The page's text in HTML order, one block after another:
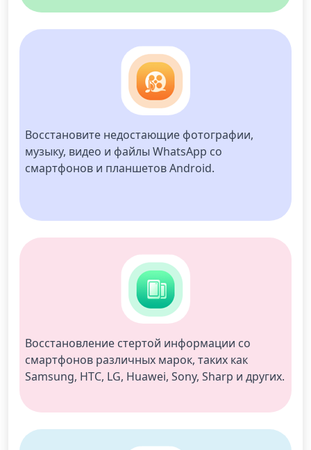
Восстановите недостающие фотографии,
музыку, видео и файлы WhatsApp со
смартфонов и планшетов Android.
Восстановление стертой информации со
смартфонов различных марок, таких как
Samsung, HTC, LG, Huawei, Sony, Sharp и других.